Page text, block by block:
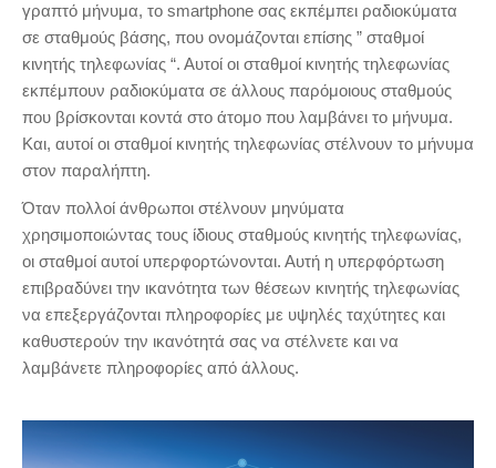
γραπτό μήνυμα, το smartphone σας εκπέμπει ραδιοκύματα
σε σταθμούς βάσης, που ονομάζονται επίσης ” σταθμοί
κινητής τηλεφωνίας “. Αυτοί οι σταθμοί κινητής τηλεφωνίας
εκπέμπουν ραδιοκύματα σε άλλους παρόμοιους σταθμούς
που βρίσκονται κοντά στο άτομο που λαμβάνει το μήνυμα.
Και, αυτοί οι σταθμοί κινητής τηλεφωνίας στέλνουν το μήνυμα
στον παραλήπτη.
Όταν πολλοί άνθρωποι στέλνουν μηνύματα
χρησιμοποιώντας τους ίδιους σταθμούς κινητής τηλεφωνίας,
οι σταθμοί αυτοί υπερφορτώνονται. Αυτή η υπερφόρτωση
επιβραδύνει την ικανότητα των θέσεων κινητής τηλεφωνίας
να επεξεργάζονται πληροφορίες με υψηλές ταχύτητες και
καθυστερούν την ικανότητά σας να στέλνετε και να
λαμβάνετε πληροφορίες από άλλους.